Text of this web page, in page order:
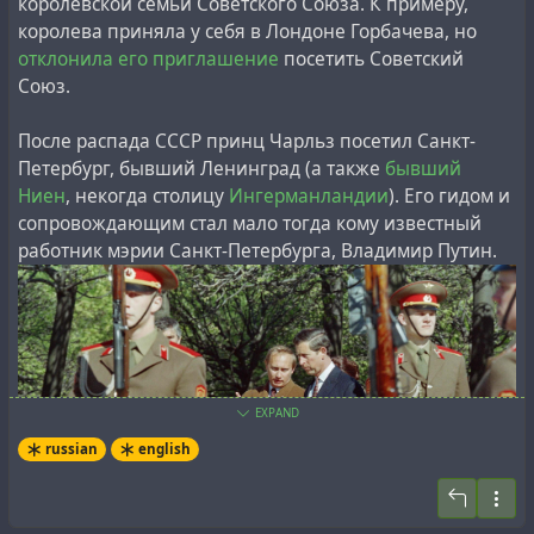
It is noteworthy that this information corresponds to the
which
manned flights in the USSR began in 1967 on Soyuz
spacecraft, and in the USA in 1981 on Space Shuttles.’’
#ussr
королева приняла у себя в Лондоне Горбачева, но
отклонила его приглашение посетить Советский
Союз.
После распада СССР принц Чарльз посетил Санкт-
Петербург, бывший Ленинград (а также бывший
Ниен, некогда столицу Ингерманландии). Его гидом и
сопровождающим стал мало тогда кому известный
работник мэрии Санкт-Петербурга, Владимир Путин.
EXPAND
russian english